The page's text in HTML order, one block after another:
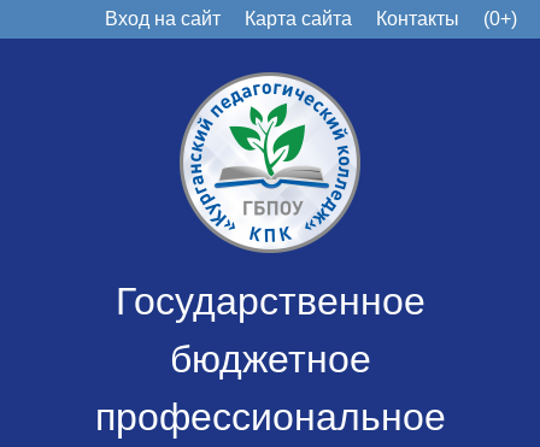
Вход на сайт Карта сайта Контакты (0+)
Государственное
бюджетное
профессиональное